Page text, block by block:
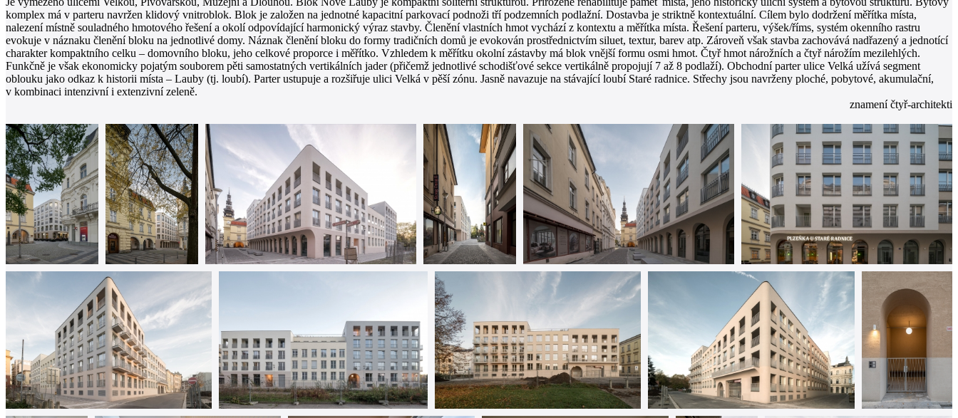
komplex má v parteru navržen klidový vnitroblok. Blok je založen na jednotné kapacitní parkovací podnoži tří podzemních podlažní. Dostavba je striktně kontextuální. Cílem bylo dodržení měřítka místa,
nalezení místně souladného hmotového řešení a okolí odpovídající harmonický výraz stavby. Členění vlastních hmot vychází z kontextu a měřítka místa. Řešení parteru, výšek/říms, systém okenního rastru
evokuje v náznaku členění bloku na jednotlivé domy. Náznak členění bloku do formy tradičních domů je evokován prostřednictvím siluet, textur, barev atp. Zároveň však stavba zachovává nadřazený a jednotící
charakter kompaktního celku – domovního bloku, jeho celkové proporce i měřítko. Vzhledem k měřítku okolní zástavby má blok vnější formu osmi hmot. Čtyř hmot nárožních a čtyř nárožím mezilehlých.
Funkčně je však ekonomicky pojatým souborem pěti samostatných vertikálních jader (přičemž jednotlivé schodišťové sekce vertikálně propojují 7 až 8 podlaží). Obchodní parter ulice Velká užívá segment
oblouku jako odkaz k historii místa – Lauby (tj. loubí). Parter ustupuje a rozšiřuje ulici Velká v pěší zónu. Jasně navazuje na stávající loubí Staré radnice. Střechy jsou navrženy ploché, pobytové, akumulační,
v kombinaci intenzivní i extenzivní zeleně.
znamení čtyř-architekti